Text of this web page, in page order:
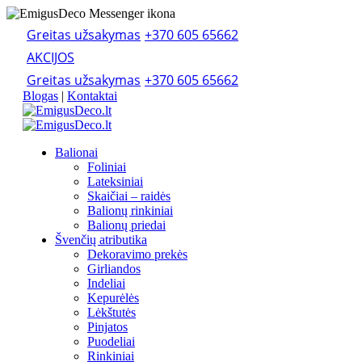
Greitas užsakymas +370 605 65662
AKCIJOS
Greitas užsakymas +370 605 65662
Blogas | Kontaktai
Balionai
Foliniai
Lateksiniai
Skaičiai – raidės
Balionų rinkiniai
Balionų priedai
Švenčių atributika
Dekoravimo prekės
Girliandos
Indeliai
Kepurėlės
Lėkštutės
Pinjatos
Puodeliai
Rinkiniai